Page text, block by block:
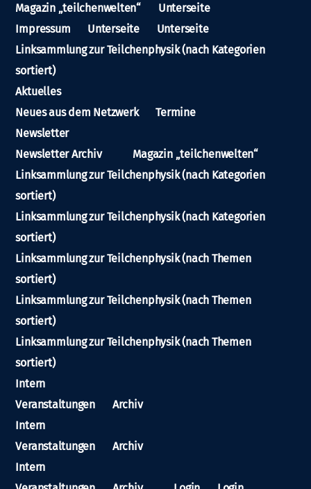
Magazin „teilchenwelten“
Unterseite
Impressum
Unterseite
Unterseite
Linksammlung zur Teilchenphysik (nach Kategorien
sortiert)
Aktuelles
Neues aus dem Netzwerk
Termine
Newsletter
Newsletter Archiv
Magazin „teilchenwelten“
Linksammlung zur Teilchenphysik (nach Kategorien
sortiert)
Linksammlung zur Teilchenphysik (nach Kategorien
sortiert)
Linksammlung zur Teilchenphysik (nach Themen
sortiert)
Linksammlung zur Teilchenphysik (nach Themen
sortiert)
Linksammlung zur Teilchenphysik (nach Themen
sortiert)
Intern
Veranstaltungen
Archiv
Intern
Veranstaltungen
Archiv
Intern